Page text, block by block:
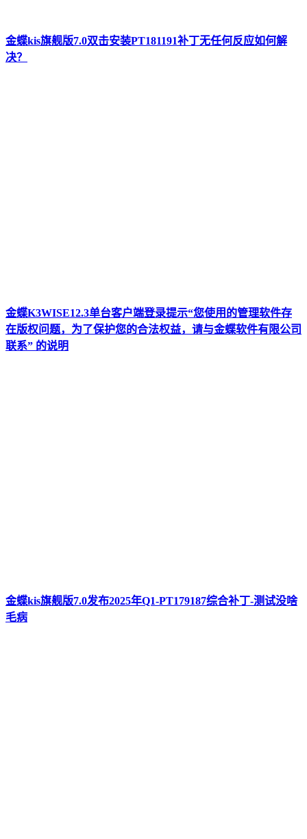
金蝶kis旗舰版7.0双击安装PT181191补丁无任何反应如何解
决？
金蝶K3WISE12.3单台客户端登录提示“您使用的管理软件存
在版权问题，为了保护您的合法权益，请与金蝶软件有限公司
联系” 的说明
金蝶kis旗舰版7.0发布2025年Q1-PT179187综合补丁-测试没啥
毛病